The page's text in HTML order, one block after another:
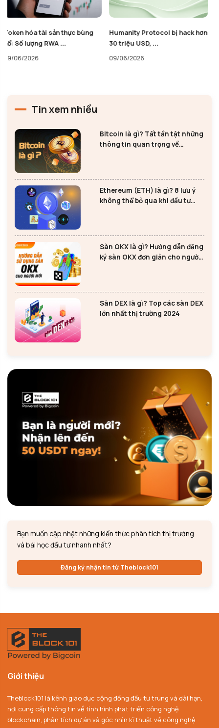
Humanity Protocol bị hack hơn
30 triệu USD, ...
09/06/2026
HTX của Justin Sun gỡ bỏ
Stablecoin USD1 của ...
08/06/2026
Tin xem nhiều
Bitcoin là gì? Tất tần tật những
thông tin quan trọng về
Ethereum (ETH) là gì? 8 lưu ý
không thể bỏ qua khi đầu tư
Sàn OKX là gì? Hướng dẫn đăng
ký sàn OKX đơn giản cho người
Sàn DEX là gì? Top các sàn DEX
lớn nhất thị trường 2024
Bạn muốn cập nhật những kiến thức phân tích thị trường
và bài học đầu tư nhanh nhất?
Đăng ký nhận tin từ Theblock101
Giới thiệu
Theblock101 là kênh giáo dục cộng đồng đầu tư trung và dài hạn,
nơi cung cấp thông tin về tình hình phát triển công nghệ
blockchain, phân tích dự án và góc nhìn kĩ thuật về công nghệ